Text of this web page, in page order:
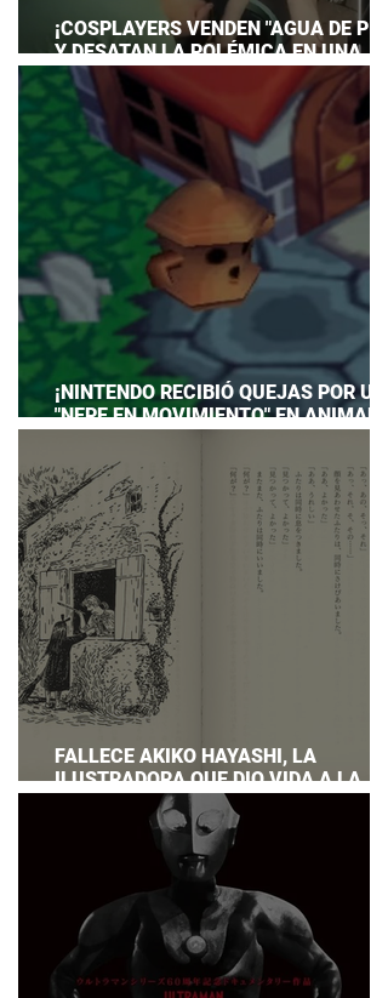
¡COSPLAYERS VENDEN "AGUA DE
Y DESATAN LA POLÉMICA EN UNA
CONVENCIÓN DE ANIME!
¡NINTENDO RECIBIÓ QUEJAS POR UN
"NEPE EN MOVIMIENTO" EN ANIMAL
PREPARAR UNA RESPUESTA OFICIAL!
FALLECE AKIKO HAYASHI, LA
ILUSTRADORA QUE DIO VIDA A LA
NOVELA ORIGINAL DE KIKI'S DELIVERY